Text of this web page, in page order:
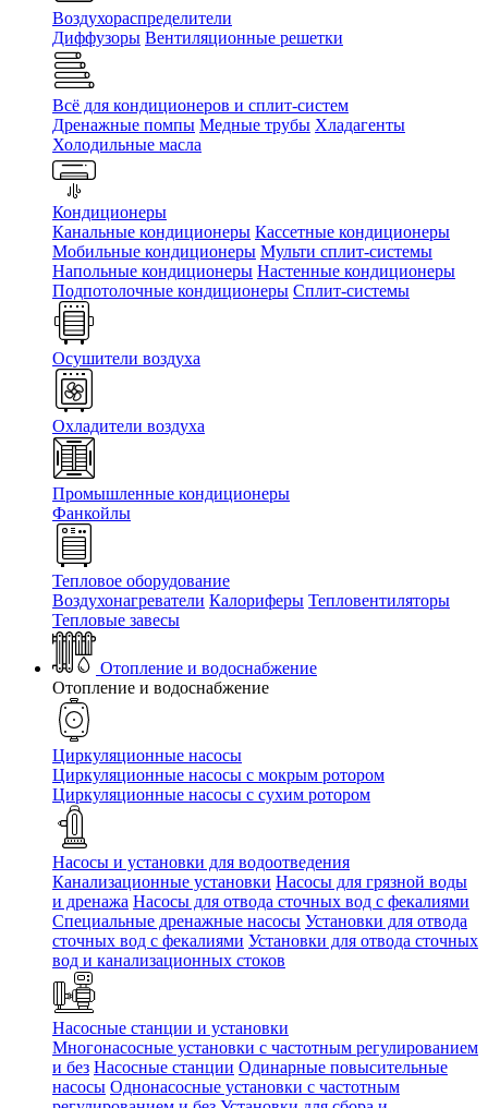
Воздухораспределители
Диффузоры Вентиляционные решетки
Всё для кондиционеров и сплит-систем
Дренажные помпы Медные трубы Хладагенты
Холодильные масла
Кондиционеры
Канальные кондиционеры Кассетные кондиционеры
Мобильные кондиционеры Мульти сплит-системы
Напольные кондиционеры Настенные кондиционеры
Подпотолочные кондиционеры Сплит-системы
Осушители воздуха
Охладители воздуха
Промышленные кондиционеры
Фанкойлы
Тепловое оборудование
Воздухонагреватели Калориферы Тепловентиляторы
Тепловые завесы
Отопление и водоснабжение
Отопление и водоснабжение
Циркуляционные насосы
Циркуляционные насосы с мокрым ротором
Циркуляционные насосы с сухим ротором
Насосы и установки для водоотведения
Канализационные установки Насосы для грязной воды
и дренажа Насосы для отвода сточных вод c фекалиями
Специальные дренажные насосы Установки для отвода
сточных вод c фекалиями Установки для отвода сточных
вод и канализационных стоков
Насосные станции и установки
Многонасосные установки с частотным регулированием
и без Насосные станции Одинарные повысительные
насосы Однонасосные установки с частотным